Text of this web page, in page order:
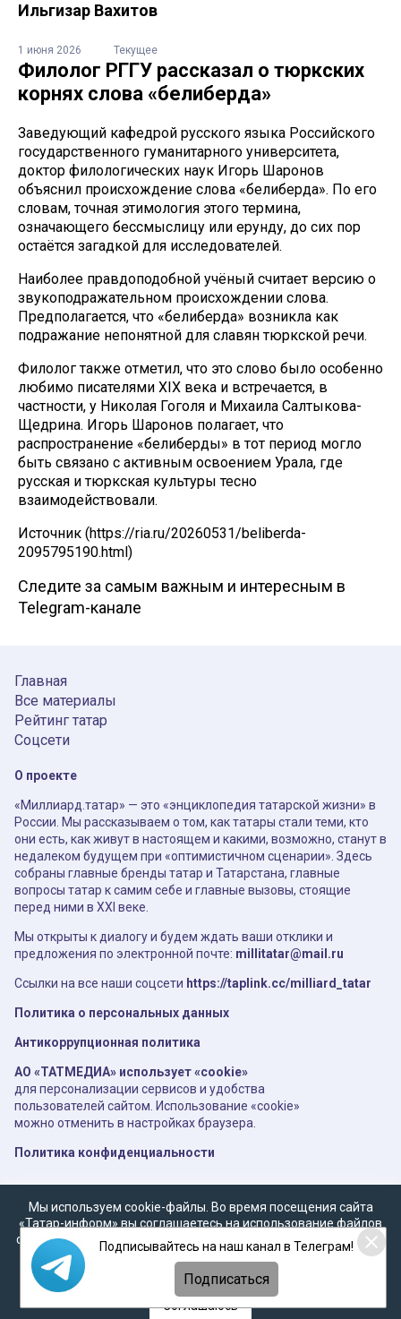
Ильгизар Вахитов
1 июня 2026 Текущее
Филолог РГГУ рассказал о тюркских
корнях слова «белиберда»
Заведующий кафедрой русского языка Российского
государственного гуманитарного университета,
доктор филологических наук Игорь Шаронов
объяснил происхождение слова «белиберда». По его
словам, точная этимология этого термина,
означающего бессмыслицу или ерунду, до сих пор
остаётся загадкой для исследователей.
Наиболее правдоподобной учёный считает версию о
звукоподражательном происхождении слова.
Предполагается, что «белиберда» возникла как
подражание непонятной для славян тюркской речи.
Филолог также отметил, что это слово было особенно
любимо писателями XIX века и встречается, в
частности, у Николая Гоголя и Михаила Салтыкова-
Щедрина. Игорь Шаронов полагает, что
распространение «белиберды» в тот период могло
быть связано с активным освоением Урала, где
русская и тюркская культуры тесно
взаимодействовали.
Источник (https://ria.ru/20260531/beliberda-
2095795190.html)
Следите за самым важным и интересным в
Telegram-канале
Главная
Все материалы
Рейтинг татар
Соцсети
О проекте
«Миллиард.татар» — это «энциклопедия татарской жизни» в
России. Мы рассказываем о том, как татары стали теми, кто
они есть, как живут в настоящем и какими, возможно, станут в
недалеком будущем при «оптимистичном сценарии». Здесь
собраны главные бренды татар и Татарстана, главные
вопросы татар к самим себе и главные вызовы, стоящие
перед ними в XXI веке.
Мы открыты к диалогу и будем ждать ваши отклики и
предложения по электронной почте: millitatar@mail.ru
Ссылки на все наши соцсети https://taplink.cc/milliard_tatar
Политика о персональных данных
Антикоррупционная политика
АО «ТАТМЕДИА» использует «cookie»
для персонализации сервисов и удобства
пользователей сайтом. Использование «cookie»
можно отменить в настройках браузера.
Политика конфиденциальности
Мы используем cookie-файлы. Во время посещения сайта
«Татар-информ» вы соглашаетесь на использование файлов
cookie в соответствии с настоящим уведомлением, согласием
наобработку персональных данных,Политикой о
персональных данных
Политикой конфиденциальности
Соглашаюсь
Подписывайтесь на наш канал в Телеграм!
Подписаться